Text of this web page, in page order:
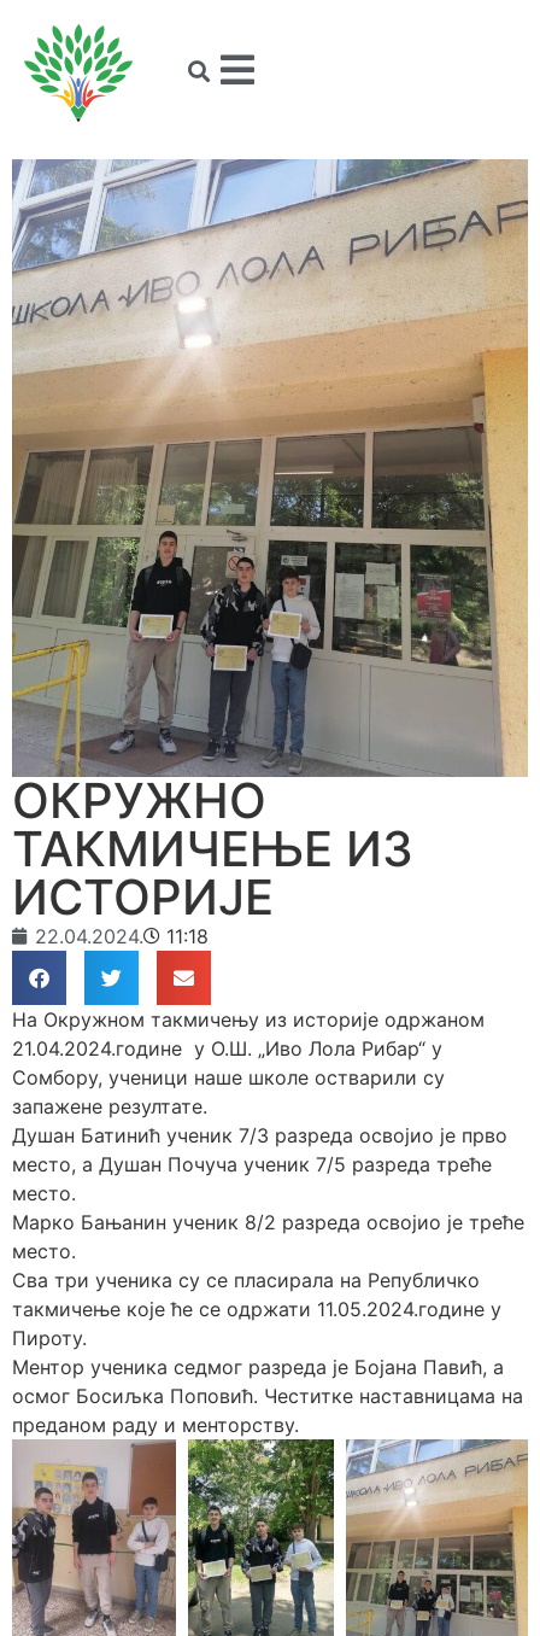
ОКРУЖНО
ТАКМИЧЕЊЕ ИЗ
ИСТОРИЈЕ
22.04.2024. 11:18
На Окружном такмичењу из историје одржаном
21.04.2024.године у О.Ш. „Иво Лола Рибар“ у
Сомбору, ученици наше школе остварили су
запажене резултате.
Душан Батинић ученик 7/3 разреда освојио је прво
место, а Душан Почуча ученик 7/5 разреда треће
место.
Марко Бањанин ученик 8/2 разреда освојио је треће
место.
Сва три ученика су се пласирала на Републичко
такмичење које ће се одржати 11.05.2024.године у
Пироту.
Ментор ученика седмог разреда је Бојана Павић, а
осмог Босиљка Поповић. Честитке наставницама на
преданом раду и менторству.